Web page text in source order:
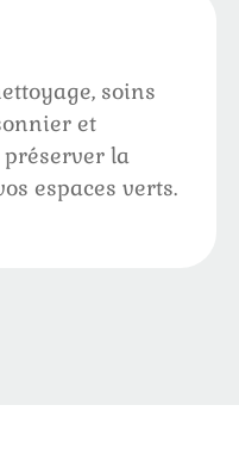
soins
et
la
espaces verts.